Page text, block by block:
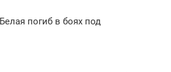
погиб в боях под